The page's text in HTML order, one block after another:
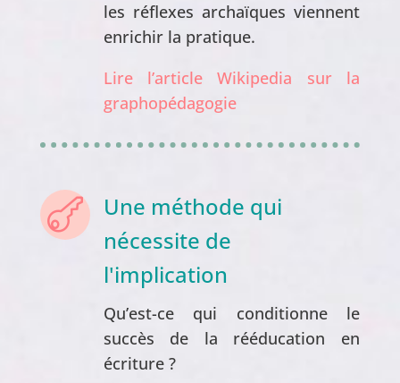
les réflexes archaïques viennent
enrichir la pratique.
Lire l’article Wikipedia sur la
graphopédagogie

Une méthode qui
nécessite de
l'implication
Qu’est-ce qui conditionne le
succès de la rééducation en
écriture ?